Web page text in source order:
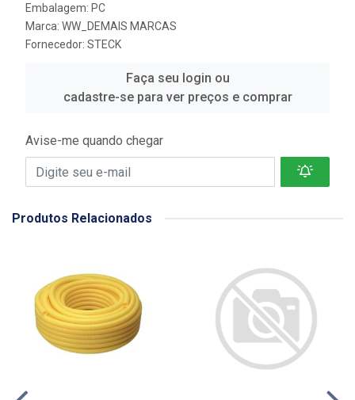
Embalagem: PC
Marca: WW_DEMAIS MARCAS
Fornecedor: STECK
Faça seu login ou
cadastre-se para ver preços e comprar
Avise-me quando chegar
Produtos Relacionados